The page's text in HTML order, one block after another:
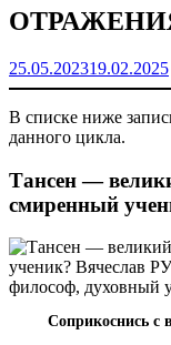
Наложение
сайта
Автор
Вячеслав
Рузов
25.05.202319.02.2025
В списке ниже
данного цикла.
Тансен —
смиренный
Соприкоснись с